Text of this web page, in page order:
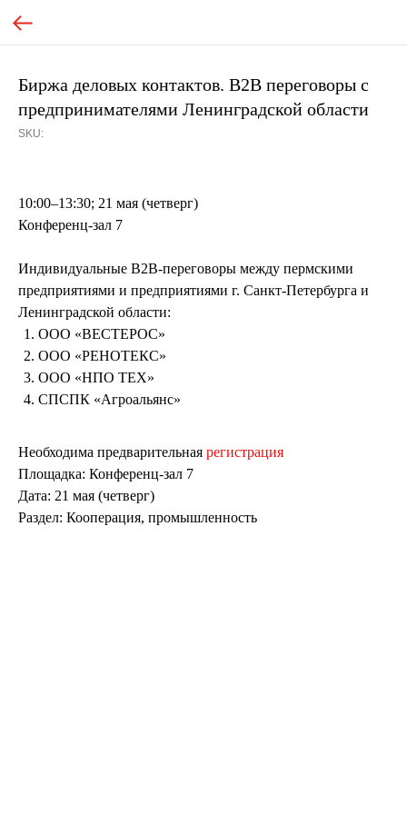
Биржа деловых контактов. B2B переговоры с
предпринимателями Ленинградской области
SKU:
10:00–13:30; 21 мая (четверг)
Конференц-зал 7
Индивидуальные В2В-переговоры между пермскими
предприятиями и предприятиями г. Санкт-Петербурга и
Ленинградской области:
ООО «ВЕСТЕРОС»
ООО «РЕНОТЕКС»
ООО «НПО ТЕХ»
СПСПК «Агроальянс»
Необходима предварительная регистрация
Площадка: Конференц-зал 7
Дата: 21 мая (четверг)
Раздел: Кооперация, промышленность